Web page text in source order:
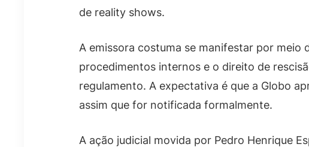
de reality shows.
A emissora costuma se manifestar por meio
procedimentos internos e o direito de
regulamento. A expectativa é que a Globo
assim que for notificada formalmente.
A ação judicial movida por Pedro Henrique